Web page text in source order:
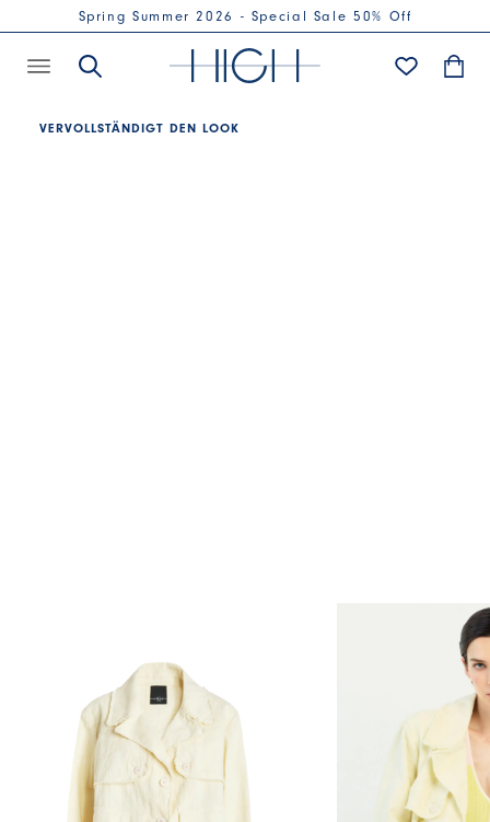
Spring Summer 2026 - Special Sale 50% Off
VERVOLLSTÄNDIGT DEN LOOK